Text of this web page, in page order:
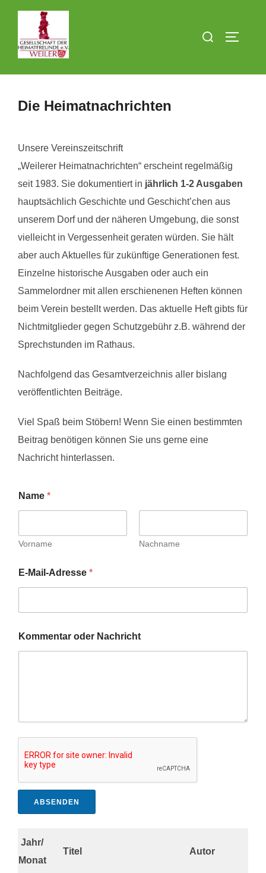
springen
Suchen
Die Heimatnachrichten
Unsere Vereinszeitschrift
„Weilerer Heimatnachrichten“ erscheint regelmäßig
seit 1983. Sie dokumentiert in jährlich 1-2 Ausgaben
hauptsächlich Geschichte und Geschicht’chen aus
unserem Dorf und der näheren Umgebung, die sonst
vielleicht in Vergessenheit geraten würden. Sie hält
aber auch Aktuelles für zukünftige Generationen fest.
Einzelne historische Ausgaben oder auch ein
Sammelordner mit allen erschienenen Heften können
beim Verein bestellt werden. Das aktuelle Heft gibts für
Nichtmitglieder gegen Schutzgebühr z.B. während der
Sprechstunden im Rathaus.
Nachfolgend das Gesamtverzeichnis aller bislang
veröffentlichten Beiträge.
Viel Spaß beim Stöbern! Wenn Sie einen bestimmten
Beitrag benötigen können Sie uns gerne eine
Nachricht hinterlassen.
Name *
Vorname Nachname
E-Mail-Adresse *
Kommentar oder Nachricht
ABSENDEN
Jahr/
Monat
Titel Autor